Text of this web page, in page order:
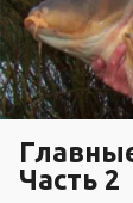
Часть 2